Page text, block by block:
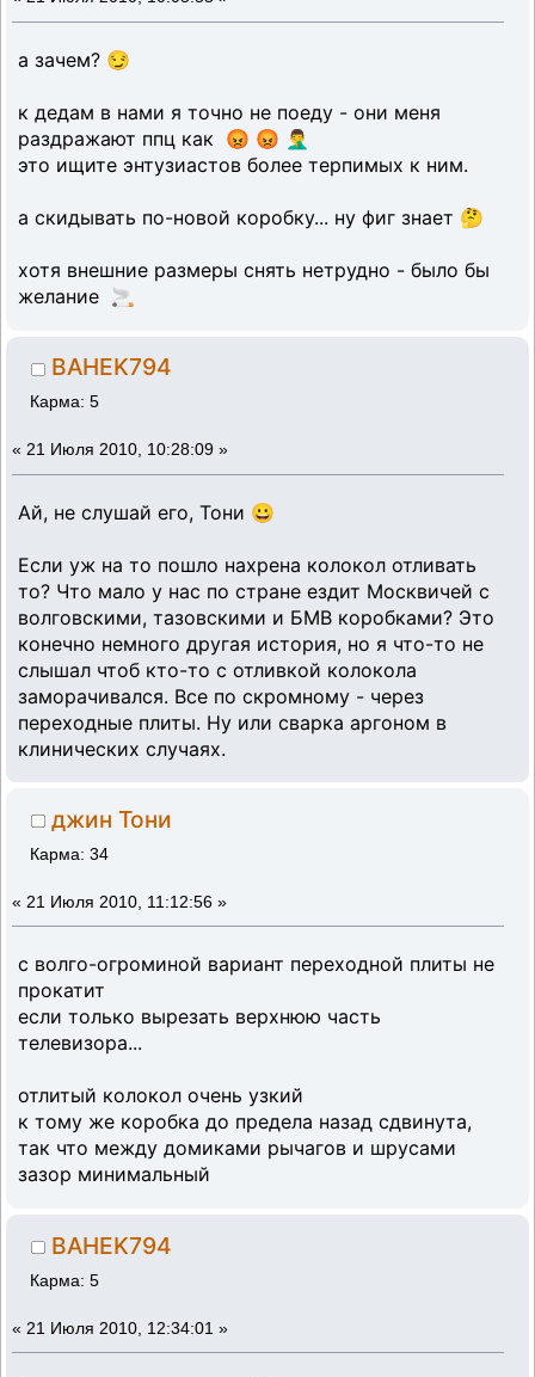
а зачем? 😏
к дедам в нами я точно не поеду - они меня
раздражают ппц как 😡 😡 🤦‍♂️
это ищите энтузиастов более терпимых к ним.
а скидывать по-новой коробку... ну фиг знает 🤔
хотя внешние размеры снять нетрудно - было бы
желание 🚬
BAHEK794
Карма: 5
« 21 Июля 2010, 10:28:09 »
Ай, не слушай его, Тони 😀
Если уж на то пошло нахрена колокол отливать
то? Что мало у нас по стране ездит Москвичей с
волговскими, тазовскими и БМВ коробками? Это
конечно немного другая история, но я что-то не
слышал чтоб кто-то с отливкой колокола
заморачивался. Все по скромному - через
переходные плиты. Ну или сварка аргоном в
клинических случаях.
джин Тони
Карма: 34
« 21 Июля 2010, 11:12:56 »
с волго-огроминой вариант переходной плиты не
прокатит
если только вырезать верхнюю часть
телевизора...
отлитый колокол очень узкий
к тому же коробка до предела назад сдвинута,
так что между домиками рычагов и шрусами
зазор минимальный
BAHEK794
Карма: 5
« 21 Июля 2010, 12:34:01 »